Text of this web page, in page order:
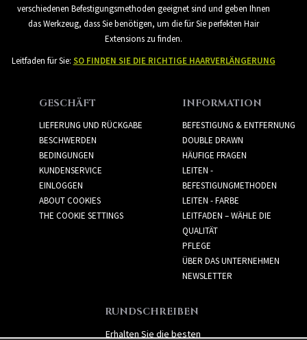
verschiedenen Befestigungsmethoden geeignet sind und geben Ihnen
das Werkzeug, dass Sie benötigen, um die für Sie perfekten Hair
Extensions zu finden.
Leitfaden für Sie: SO FINDEN SIE DIE RICHTIGE HAARVERLÄNGERUNG
GESCHÄFT
LIEFERUNG UND RÜCKGABE
BESCHWERDEN
BEDINGUNGEN
KUNDENSERVICE
EINLOGGEN
ABOUT COOKIES
THE COOKIE SETTINGS
INFORMATION
BEFESTIGUNG & ENTFERNUNG
DOUBLE DRAWN
HÄUFIGE FRAGEN
LEITEN -
BEFESTIGUNGMETHODEN
LEITEN - FARBE
LEITFADEN – WÄHLE DIE
QUALITÄT
PFLEGE
ÜBER DAS UNTERNEHMEN
NEWSLETTER
RUNDSCHREIBEN
Erhalten Sie die besten